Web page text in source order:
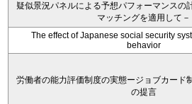
疑似景況パネルによる予想パフォーマンスの
マッチングを適用して－
The effect of Japanese social security
behavior
労働者の能力評価制度の実態ージョブカード
の提言